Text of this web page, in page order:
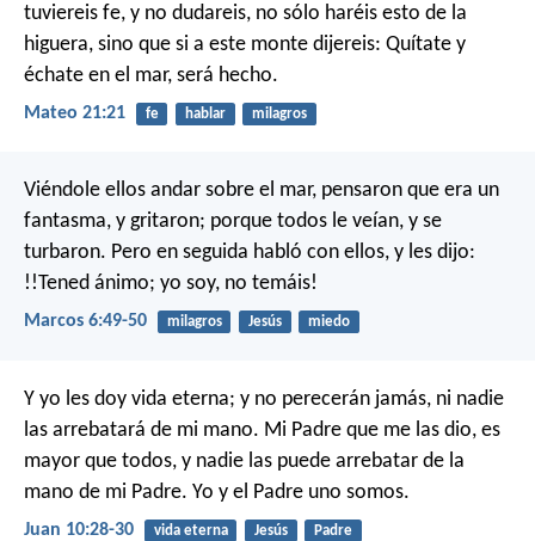
tuviereis fe, y no dudareis, no sólo haréis esto de la
higuera, sino que si a este monte dijereis: Quítate y
échate en el mar, será hecho.
Mateo 21:21 fe hablar milagros
Viéndole ellos andar sobre el mar, pensaron que era un
fantasma, y gritaron; porque todos le veían, y se
turbaron. Pero en seguida habló con ellos, y les dijo:
!!Tened ánimo; yo soy, no temáis!
Marcos 6:49-50 milagros Jesús miedo
Y yo les doy vida eterna; y no perecerán jamás, ni nadie
las arrebatará de mi mano. Mi Padre que me las dio, es
mayor que todos, y nadie las puede arrebatar de la
mano de mi Padre. Yo y el Padre uno somos.
Juan 10:28-30 vida eterna Jesús Padre